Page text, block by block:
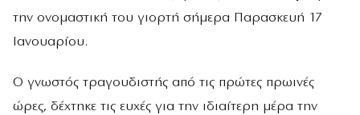
την ονομαστική του γιορτή σήμερα Παρασκευή 17
Ιανουαρίου.
Ο γνωστός τραγουδιστής από τις πρώτες πρωινές
ώρες, δέχτηκε τις ευχές για την ιδιαίτερη μέρα την